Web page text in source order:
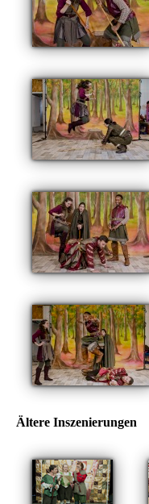
Ältere Inszenierungen